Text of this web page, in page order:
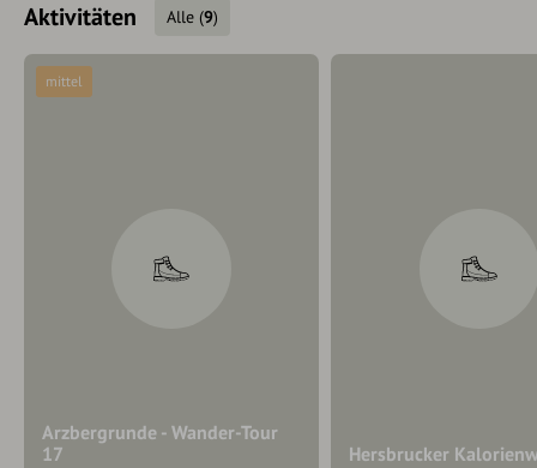
Aktivitäten Alle (9)
Arzbergrunde - Wander-Tour
17
mittel
Hersbrucker